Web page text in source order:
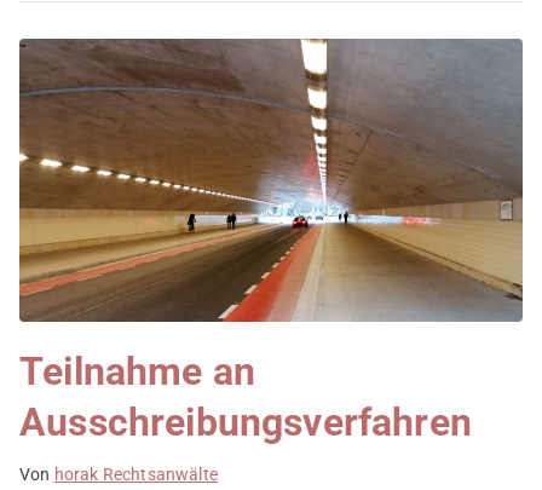
Teilnahme an
Ausschreibungsverfahren
Von horak Rechtsanwälte